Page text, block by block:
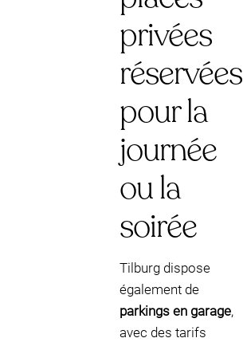
privées
réservées
pour la
journée
ou la
soirée
Tilburg dispose
également de
parkings en garage,
avec des tarifs